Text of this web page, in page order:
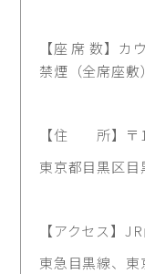
【座 席 数】カ
禁煙（全席座敷）
【住 所】〒
東京都目黒区
【アクセス】
東急目黒線、